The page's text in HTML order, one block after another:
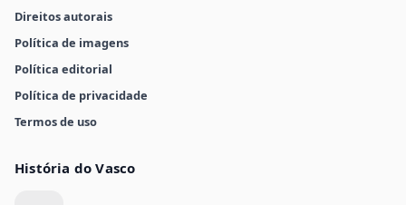
Direitos autorais
Política de imagens
Política editorial
Política de privacidade
Termos de uso
História do Vasco